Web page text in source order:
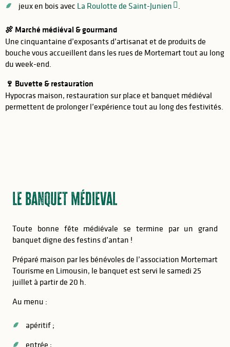
jeux en bois avec La Roulotte de Saint-Junien .
🍖 Marché médiéval & gourmand
Une cinquantaine d’exposants d’artisanat et de produits de
bouche vous accueillent dans les rues de Mortemart tout au long
du week-end.
🍷 Buvette & restauration
Hypocras maison, restauration sur place et banquet médiéval
permettent de prolonger l’expérience tout au long des festivités.
Le banquet médieval
Toute bonne fête médiévale se termine par un grand
banquet digne des festins d’antan !
Préparé maison par les bénévoles de l’association Mortemart
Tourisme en Limousin, le banquet est servi le samedi 25
juillet à partir de 20 h.
Au menu :
apéritif ;
entrée ;